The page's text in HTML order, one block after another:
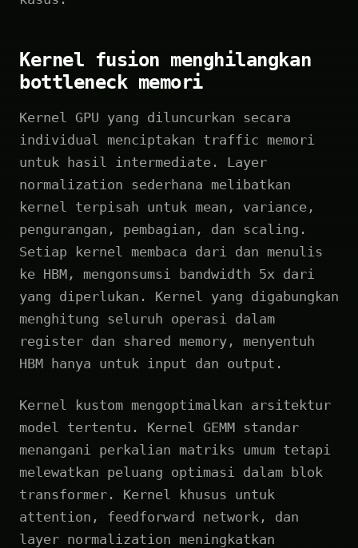
Kernel fusion menghilangkan
bottleneck memori
Kernel GPU yang diluncurkan secara
individual menciptakan traffic memori
untuk hasil intermediate. Layer
normalization sederhana melibatkan
kernel terpisah untuk mean, variance,
pengurangan, pembagian, dan scaling.
Setiap kernel membaca dari dan menulis
ke HBM, mengonsumsi bandwidth 5x dari
yang diperlukan. Kernel yang digabungkan
menghitung seluruh operasi dalam
register dan shared memory, menyentuh
HBM hanya untuk input dan output.
Kernel kustom mengoptimalkan arsitektur
model tertentu. Kernel GEMM standar
menangani perkalian matriks umum tetapi
melewatkan peluang optimasi dalam blok
transformer. Kernel khusus untuk
attention, feedforward network, dan
layer normalization meningkatkan